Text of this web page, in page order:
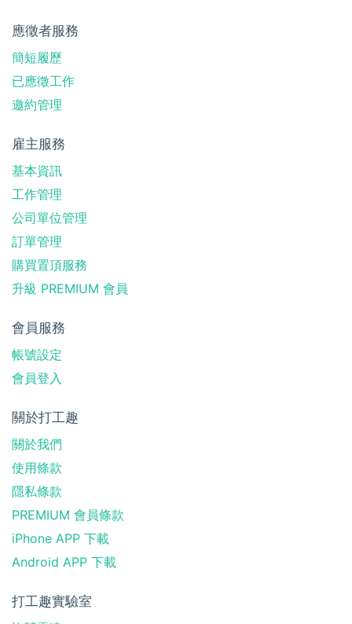
應徵者服務
簡短履歷
已應徵工作
邀約管理
雇主服務
基本資訊
工作管理
公司單位管理
訂單管理
購買置頂服務
升級 PREMIUM 會員
會員服務
帳號設定
會員登入
關於打工趣
關於我們
使用條款
隱私條款
PREMIUM 會員條款
iPhone APP 下載
Android APP 下載
打工趣實驗室